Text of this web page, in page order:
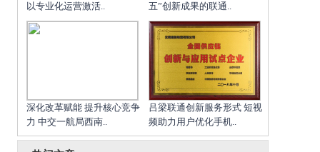
以专业化运营激活..
五”创新成果的联通..
深化改革赋能 提升核心竞争
力 中交一航局西南..
吕梁联通创新服务形式 短视
频助力用户优化手机..